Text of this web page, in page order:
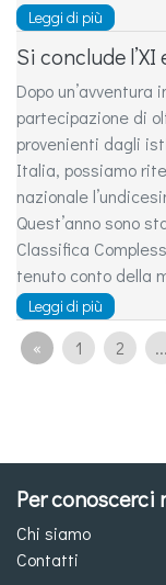
Leggi di più
Si conclude
Dopo
partecipazione di
provenienti dagli
Italia, possiamo
nazionale
Quest’anno sono
Classifica
tenuto conto della
Leggi di più
« 1 2 ...
Per conoscerci
Chi siamo
Contatti